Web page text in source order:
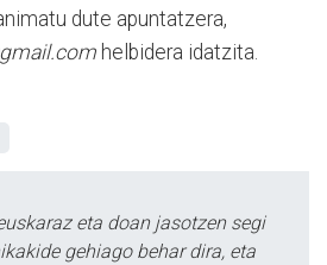
dute apuntatzera,
helbidera idatzita.
eta doan jasotzen segi
gehiago behar dira, eta